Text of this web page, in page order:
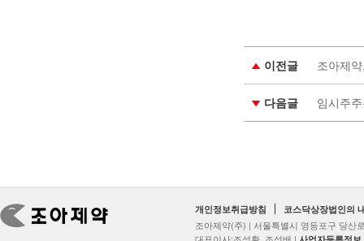
이전글 조아제
다음글 임시주
개인정보취급방침 코스닥상장법인의
조아제약(주) | 서울특별시 영등포구 당산